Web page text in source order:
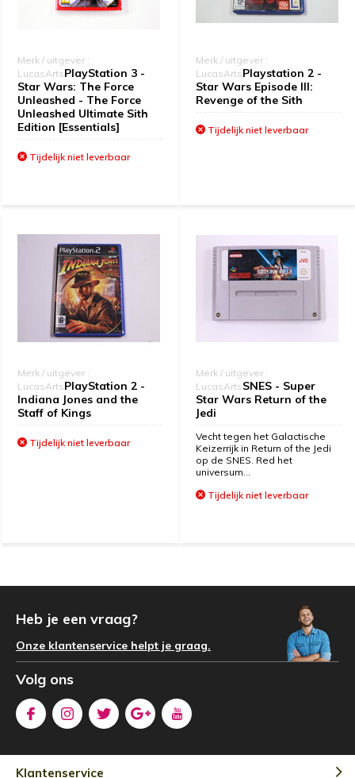
Merk / uitgever :
LucasArtsPlayStation 3 -
Star Wars: The Force
Unleashed - The Force
Unleashed Ultimate Sith
Edition [Essentials]
Tijdelijk niet leverbaar
Merk / uitgever :
LucasArtsPlaystation 2 -
Star Wars Episode III:
Revenge of the Sith
Tijdelijk niet leverbaar
Merk / uitgever :
LucasArtsPlayStation 2 -
Indiana Jones and the
Staff of Kings
Tijdelijk niet leverbaar
Merk / uitgever :
LucasArtsSNES - Super
Star Wars Return of the
Jedi
Vecht tegen het Galactische
Keizerrijk in Return of the Jedi
op de SNES. Red het
universum...
Tijdelijk niet leverbaar
Heb je een vraag?
Onze klantenservice helpt je graag.
Volg ons
Klantenservice